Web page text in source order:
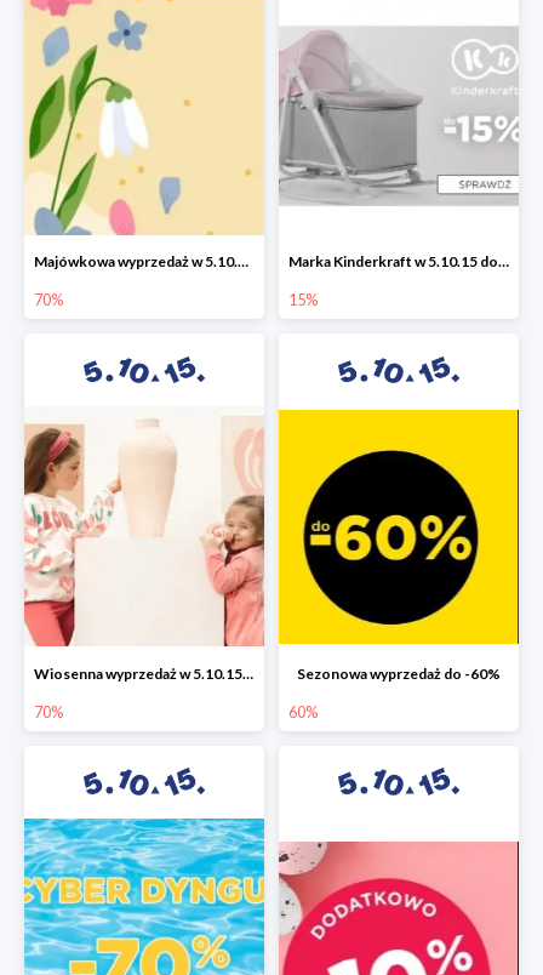
Majówkowa wyprzedaż w 5.10.15 do -70%
70%
Marka Kinderkraft w 5.10.15 do -15%
15%
Wiosenna wyprzedaż w 5.10.15 do -70%
70%
Sezonowa wyprzedaż do -60%
60%